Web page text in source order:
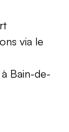
via le
Bain-de-